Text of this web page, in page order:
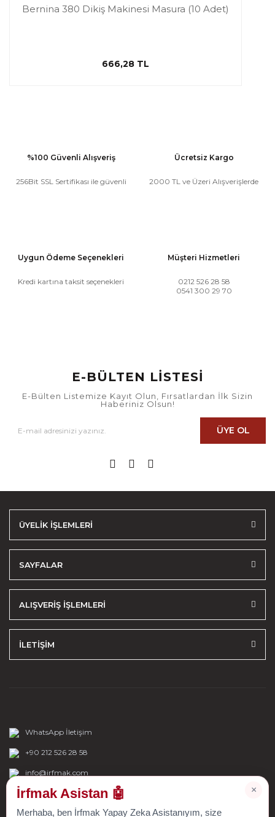
Bernina 380 Dikiş Makinesi Masura (10 Adet)
666,28 TL
%100 Güvenli Alışveriş
256Bit SSL Sertifikası ile güvenli
Ücretsiz Kargo
2000 TL ve Üzeri Alışverişlerde
Uygun Ödeme Seçenekleri
Kredi kartına taksit seçenekleri
Müşteri Hizmetleri
0212 526 28 58
0541 300 29 70
E-BÜLTEN LİSTESİ
E-Bülten Listemize Kayıt Olun, Fırsatlardan İlk Sizin
Haberiniz Olsun!
ÜYE OL
ÜYELİK İŞLEMLERİ
SAYFALAR
ALIŞVERİŞ İŞLEMLERİ
İLETİŞİM
WhatsApp İletişim
+90 212 526 28 58
info@irfmak.com
×
İrfmak Asistan 🤖
Merhaba, ben İrfmak Yapay Zeka Asistanıyım, size